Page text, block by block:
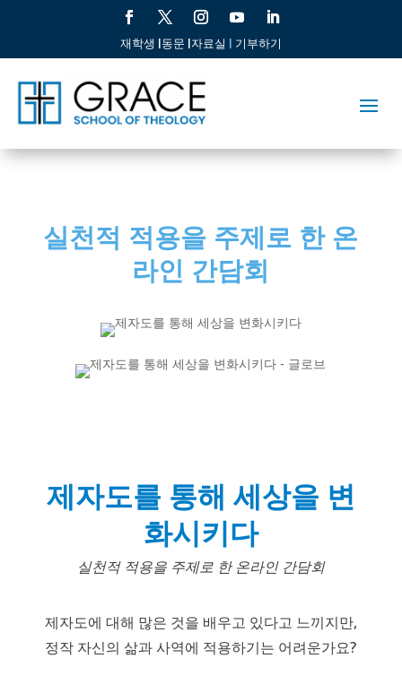
재학생 |동문 |자료실 | 기부하기
실천적 적용을 주제로 한 온
라인 간담회
제자도를 통해 세상을 변
화시키다
실천적 적용을 주제로 한 온라인 간담회
제자도에 대해 많은 것을 배우고 있다고 느끼지만,
정작 자신의 삶과 사역에 적용하기는 어려운가요?